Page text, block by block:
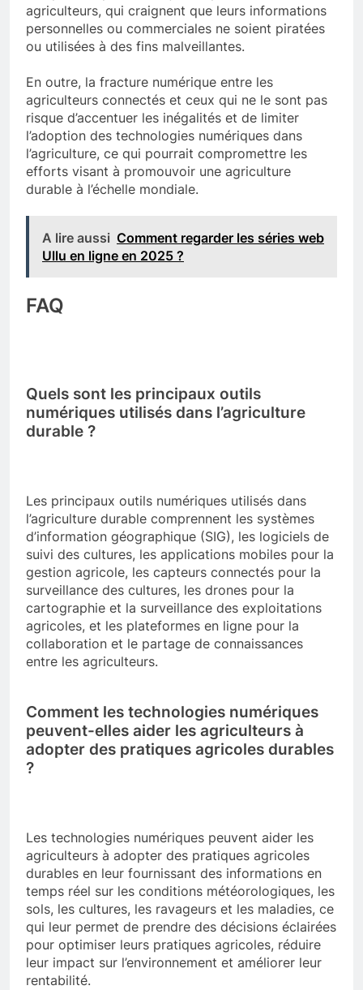
agriculteurs, qui craignent que leurs informations
personnelles ou commerciales ne soient piratées
ou utilisées à des fins malveillantes.
En outre, la fracture numérique entre les
agriculteurs connectés et ceux qui ne le sont pas
risque d’accentuer les inégalités et de limiter
l’adoption des technologies numériques dans
l’agriculture, ce qui pourrait compromettre les
efforts visant à promouvoir une agriculture
durable à l’échelle mondiale.
A lire aussi Comment regarder les séries web
Ullu en ligne en 2025 ?
FAQ
Quels sont les principaux outils
numériques utilisés dans l’agriculture
durable ?
Les principaux outils numériques utilisés dans
l’agriculture durable comprennent les systèmes
d’information géographique (SIG), les logiciels de
suivi des cultures, les applications mobiles pour la
gestion agricole, les capteurs connectés pour la
surveillance des cultures, les drones pour la
cartographie et la surveillance des exploitations
agricoles, et les plateformes en ligne pour la
collaboration et le partage de connaissances
entre les agriculteurs.
Comment les technologies numériques
peuvent-elles aider les agriculteurs à
adopter des pratiques agricoles durables
?
Les technologies numériques peuvent aider les
agriculteurs à adopter des pratiques agricoles
durables en leur fournissant des informations en
temps réel sur les conditions météorologiques, les
sols, les cultures, les ravageurs et les maladies, ce
qui leur permet de prendre des décisions éclairées
pour optimiser leurs pratiques agricoles, réduire
leur impact sur l’environnement et améliorer leur
rentabilité.